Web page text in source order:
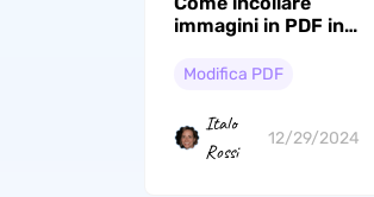
immagini in PDF in
Modifica PDF
Italo
Rossi
12/29/2024